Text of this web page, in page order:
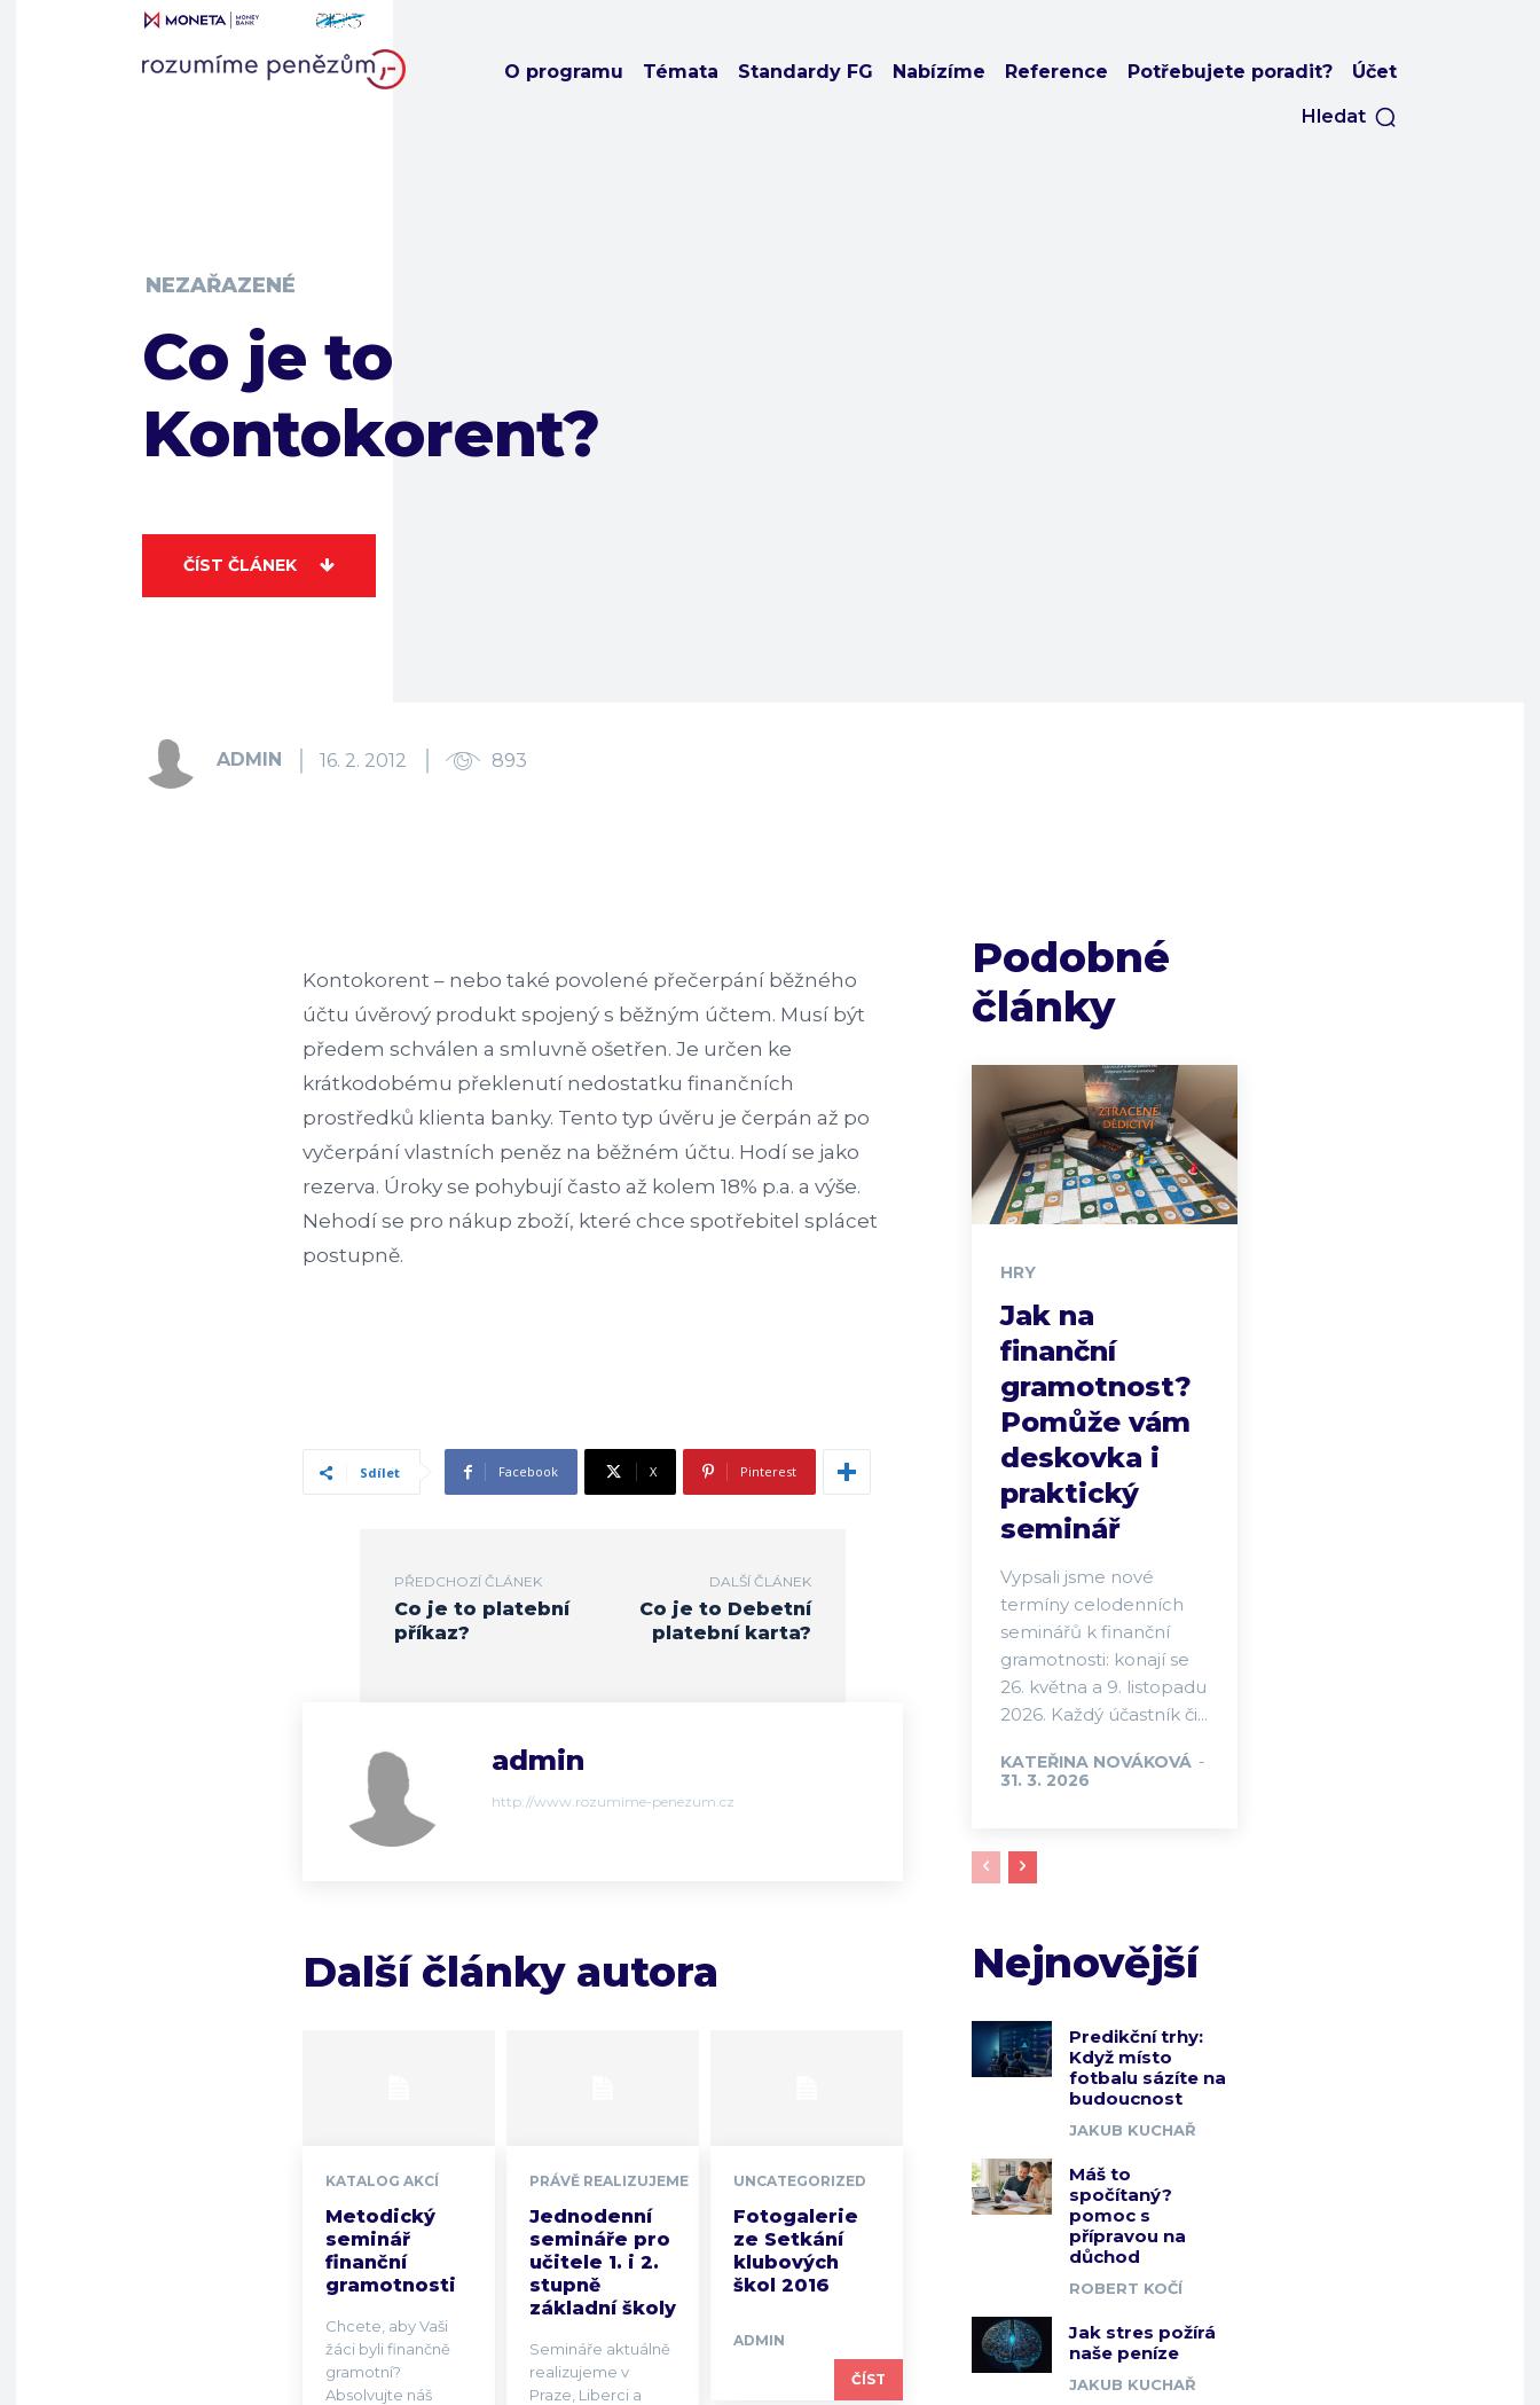
O programu Témata Standardy FG Nabízíme Reference Potřebujete poradit? Účet
Hledat
NEZAŘAZENÉ
Co je to
Kontokorent?
ČÍST ČLÁNEK
ADMIN 16. 2. 2012 893
Kontokorent – nebo také povolené přečerpání běžného
účtu úvěrový produkt spojený s běžným účtem. Musí být
předem schválen a smluvně ošetřen. Je určen ke
krátkodobému překlenutí nedostatku finančních
prostředků klienta banky. Tento typ úvěru je čerpán až po
vyčerpání vlastních peněz na běžném účtu. Hodí se jako
rezerva. Úroky se pohybují často až kolem 18% p.a. a výše.
Nehodí se pro nákup zboží, které chce spotřebitel splácet
postupně.
Sdílet Facebook X Pinterest
PŘEDCHOZÍ ČLÁNEK
Co je to platební
příkaz?
DALŠÍ ČLÁNEK
Co je to Debetní
platební karta?
admin
http://www.rozumime-penezum.cz
Další články autora
KATALOG AKCÍ
Metodický
seminář
finanční
gramotnosti
Chcete, aby Vaši
žáci byli finančně
gramotní?
Absolvujte náš
PRÁVĚ REALIZUJEME
Jednodenní
semináře pro
učitele 1. i 2.
stupně
základní školy
Semináře aktuálně
realizujeme v
Praze, Liberci a
UNCATEGORIZED
Fotogalerie
ze Setkání
klubových
škol 2016
ADMIN
ČÍST
Podobné
články
HRY
Jak na
finanční
gramotnost?
Pomůže vám
deskovka i
praktický
seminář
Vypsali jsme nové
termíny celodenních
seminářů k finanční
gramotnosti: konají se
26. května a 9. listopadu
2026. Každý účastník či...
KATEŘINA NOVÁKOVÁ -
31. 3. 2026
Nejnovější
Predikční trhy:
Když místo
fotbalu sázíte na
budoucnost
JAKUB KUCHAŘ
Máš to
spočítaný?
pomoc s
přípravou na
důchod
ROBERT KOČÍ
Jak stres požírá
naše peníze
JAKUB KUCHAŘ